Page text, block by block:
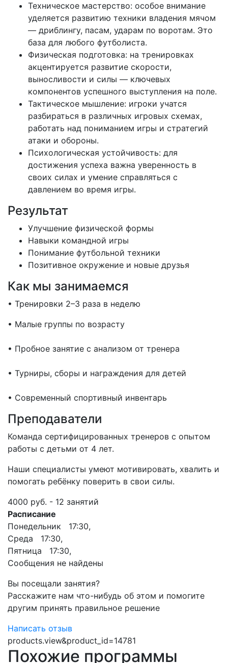
Техническое мастерство: особое внимание
уделяется развитию техники владения мячом
— дриблингу, пасам, ударам по воротам. Это
база для любого футболиста.
Физическая подготовка: на тренировках
акцентируется развитие скорости,
выносливости и силы — ключевых
компонентов успешного выступления на поле.
Тактическое мышление: игроки учатся
разбираться в различных игровых схемах,
работать над пониманием игры и стратегий
атаки и обороны.
Психологическая устойчивость: для
достижения успеха важна уверенность в
своих силах и умение справляться с
давлением во время игры.
Результат
Улучшение физической формы
Навыки командной игры
Понимание футбольной техники
Позитивное окружение и новые друзья
Как мы занимаемся
• Тренировки 2–3 раза в неделю
• Малые группы по возрасту
• Пробное занятие с анализом от тренера
• Турниры, сборы и награждения для детей
• Современный спортивный инвентарь
Преподаватели
Команда сертифицированных тренеров с опытом
работы с детьми от 4 лет.
Наши специалисты умеют мотивировать, хвалить и
помогать ребёнку поверить в свои силы.
4000 руб. - 12 занятий
Расписание
Понедельник 17:30,
Среда 17:30,
Пятница 17:30,
Сообщения не найдены
Вы посещали занятия?
Расскажите нам что-нибудь об этом и помогите
другим принять правильное решение
Написать отзыв
products.view&product_id=14781
Похожие программы